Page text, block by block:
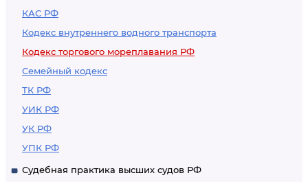
КАС РФ
Кодекс внутреннего водного транспорта
Кодекс торгового мореплавания РФ
Семейный кодекс
ТК РФ
УИК РФ
УК РФ
УПК РФ
Судебная практика высших судов РФ